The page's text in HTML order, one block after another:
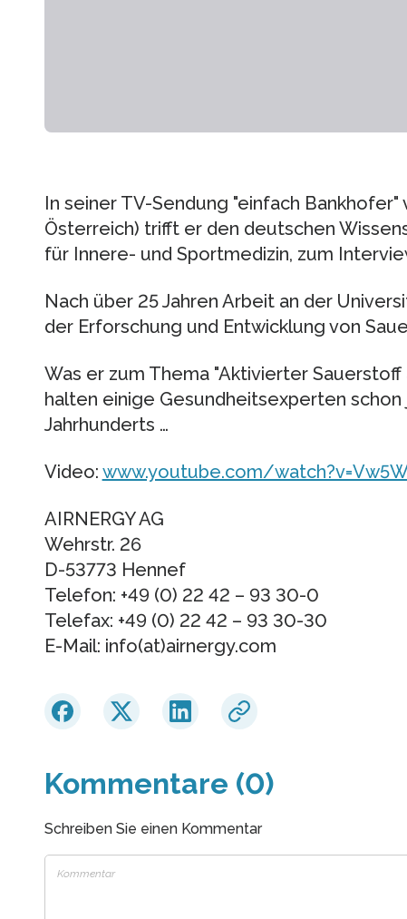
In seiner TV-Sendung "einfach
Österreich) trifft er den deutschen
für Innere- und Sportmedizin, zum
Nach über 25 Jahren Arbeit an der
der Erforschung und Entwicklung von
Was er zum Thema "Aktivierter
halten einige Gesundheitsexperten
Jahrhunderts …
Video: www.youtube.com/
AIRNERGY AG
Wehrstr. 26
D-53773 Hennef
Telefon: +49 (0) 22 42 – 93 30-0
Telefax: +49 (0) 22 42 – 93 30-30
E-Mail: info(at)airnergy.com
Kommentare (0)
Schreiben Sie einen Kommentar